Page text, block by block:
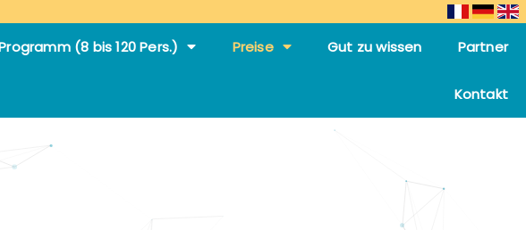
(8 bis 120 Pers.) Preise Gut zu wissen Partner
Kontakt